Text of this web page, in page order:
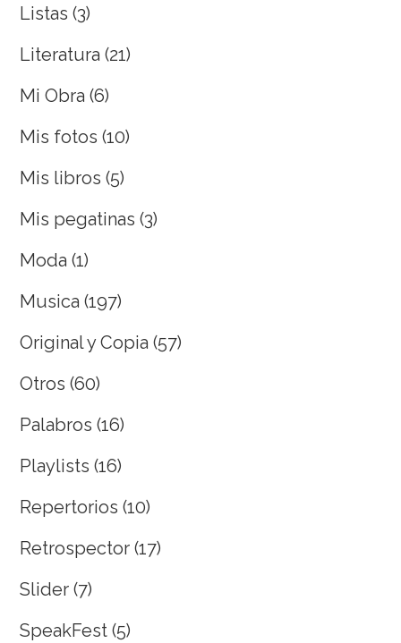
Listas (3)
Literatura (21)
Mi Obra (6)
Mis fotos (10)
Mis libros (5)
Mis pegatinas (3)
Moda (1)
Musica (197)
Original y Copia (57)
Otros (60)
Palabros (16)
Playlists (16)
Repertorios (10)
Retrospector (17)
Slider (7)
SpeakFest (5)